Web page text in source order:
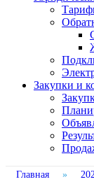
Закупки и
Главная »